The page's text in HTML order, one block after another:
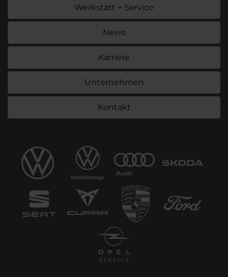
Werkstatt + Service
News
Karriere
Unternehmen
Kontakt